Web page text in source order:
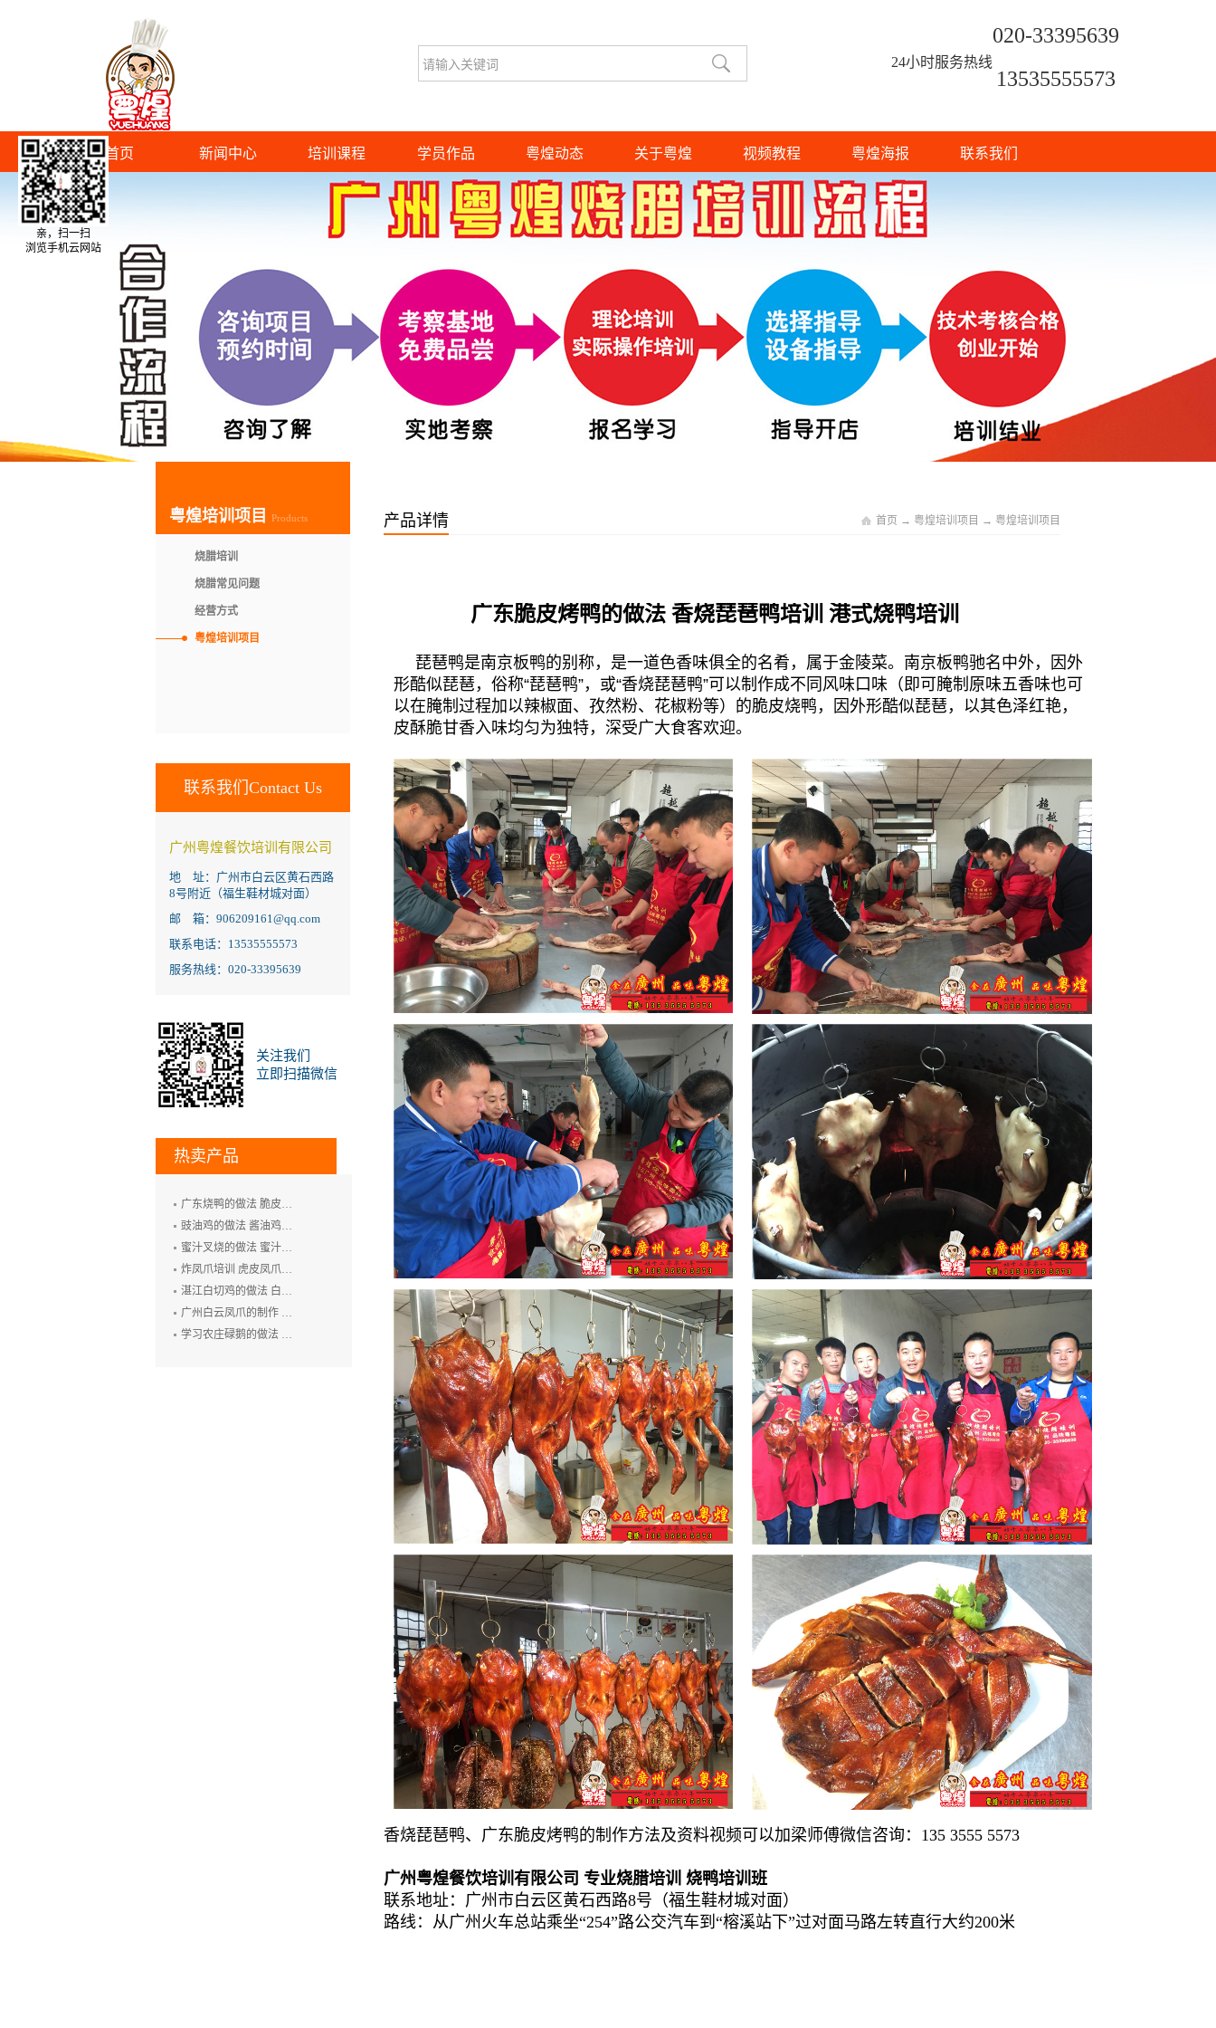
24小时服务热线
020-33395639
13535555573
首页 新闻中心 培训课程 学员作品 粤煌动态 关于粤煌 视频教程 粤煌海报 联系我们
粤煌培训项目 Products
烧腊培训
烧腊常见问题
经营方式
粤煌培训项目
联系我们Contact Us
广州粤煌餐饮培训有限公司
地 址：广州市白云区黄石西路
8号附近（福生鞋材城对面）
邮 箱：906209161@qq.com
联系电话：13535555573
服务热线：020-33395639
关注我们
立即扫描微信
热卖产品
广东烧鸭的做法 脆皮烧鸭培训 广州烤鸭技术培训 烧腊培训
豉油鸡的做法 酱油鸡的制作方法 玫瑰露豉油鸡培训
蜜汁叉烧的做法 蜜汁叉烧的制作方法 叉烧肉培训 烧排骨培训
炸凤爪培训 虎皮凤爪的做法 豉汁凤爪的制作 鲍汁凤爪培训
湛江白切鸡的做法 白切鸡培训 廉江白斩鸡培训 粤式烧卤技术培训
广州白云凤爪的制作 白云猪手的做法 广式烧卤培训
学习农庄碌鹅的做法 禄鹅的制作方法 碌鹅培训
产品详情 首页 → 粤煌培训项目 → 粤煌培训项目
广东脆皮烤鸭的做法 香烧琵琶鸭培训 港式烧鸭培训
琵琶鸭是南京板鸭的别称，是一道色香味俱全的名肴，属于金陵菜。南京板鸭驰名中外，因外
形酷似琵琶，俗称“琵琶鸭”，或“香烧琵琶鸭”可以制作成不同风味口味（即可腌制原味五香味也可
以在腌制过程加以辣椒面、孜然粉、花椒粉等）的脆皮烧鸭，因外形酷似琵琶，以其色泽红艳，
皮酥脆甘香入味均匀为独特，深受广大食客欢迎。
香烧琵琶鸭、广东脆皮烤鸭的制作方法及资料视频可以加梁师傅微信咨询：135 3555 5573
广州粤煌餐饮培训有限公司 专业烧腊培训 烧鸭培训班
联系地址：广州市白云区黄石西路8号（福生鞋材城对面）
路线：从广州火车总站乘坐“254”路公交汽车到“榕溪站下”过对面马路左转直行大约200米
亲，扫一扫
浏览手机云网站